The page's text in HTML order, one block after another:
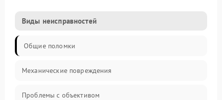
Виды неисправностей
Общие поломки
Механические повреждения
Проблемы с объективом